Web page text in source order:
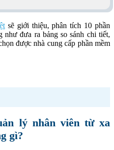
sẽ giới thiệu, phân tích 10 phần
đưa ra bảng so sánh chi tiết,
được nhà cung cấp phần mềm
lý nhân viên từ xa
gì?